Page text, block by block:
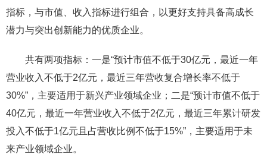
指标，与市值、收入指标进行组合，以更好支持具备高成长
潜力与突出创新能力的优质企业。
共有两项指标：一是“预计市值不低于30亿元，最近一年
营业收入不低于2亿元，最近三年营收复合增长率不低于
30%”，主要适用于新兴产业领域企业；二是“预计市值不低于
40亿元，最近一年营业收入不低于2亿元，最近三年累计研发
投入不低于1亿元且占营收比例不低于15%”，主要适用于未
来产业领域企业。